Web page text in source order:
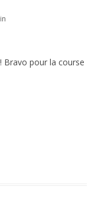
Bravo pour la course